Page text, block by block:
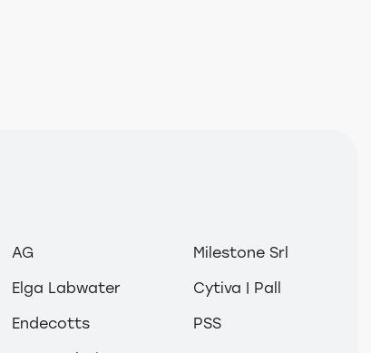
Mersin
AG
Elga Labwater
Endecotts
Milestone Srl
Cytiva | Pall
PSS